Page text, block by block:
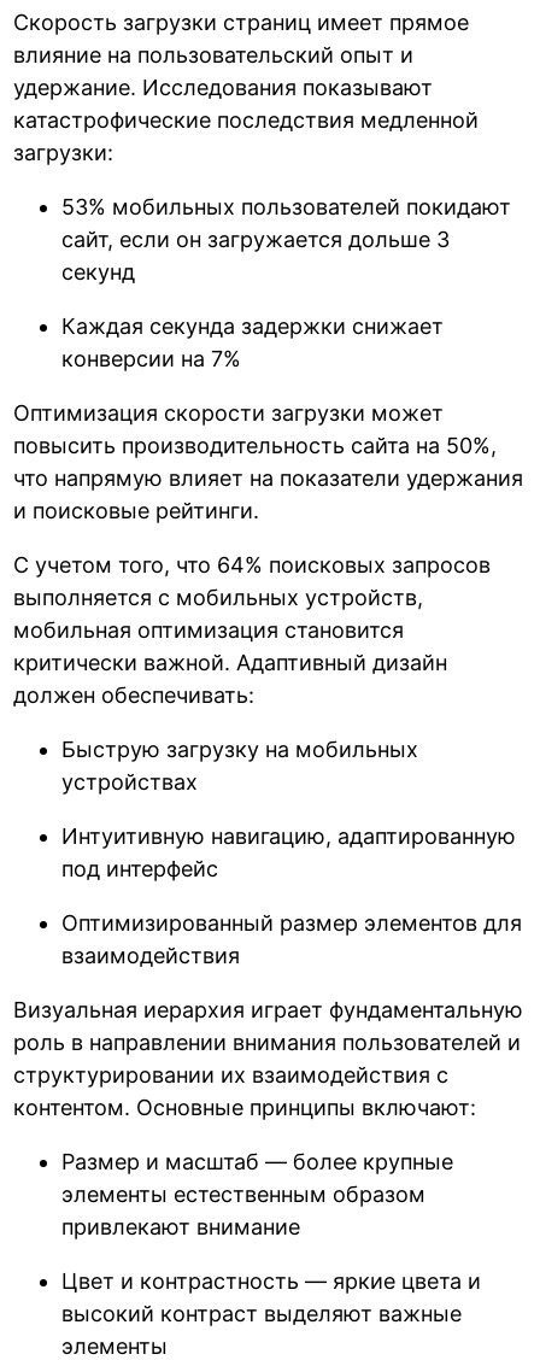
Скорость загрузки страниц имеет прямое
влияние на пользовательский опыт и
удержание. Исследования показывают
катастрофические последствия медленной
загрузки:
53% мобильных пользователей покидают
сайт, если он загружается дольше 3
секунд
Каждая секунда задержки снижает
конверсии на 7%
Оптимизация скорости загрузки может
повысить производительность сайта на 50%,
что напрямую влияет на показатели удержания
и поисковые рейтинги.
С учетом того, что 64% поисковых запросов
выполняется с мобильных устройств,
мобильная оптимизация становится
критически важной. Адаптивный дизайн
должен обеспечивать:
Быструю загрузку на мобильных
устройствах
Интуитивную навигацию, адаптированную
под интерфейс
Оптимизированный размер элементов для
взаимодействия
Визуальная иерархия играет фундаментальную
роль в направлении внимания пользователей и
структурировании их взаимодействия с
контентом. Основные принципы включают:
Размер и масштаб — более крупные
элементы естественным образом
привлекают внимание
Цвет и контрастность — яркие цвета и
высокий контраст выделяют важные
элементы